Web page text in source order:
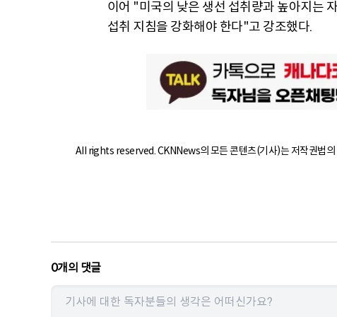
이어 "미국의 낮은 생선 섭취량과 높아지는
섭취 지침을 강화해야 한다"고 강조했다.
All rights reserved. CKNNews의 모든 콘텐츠(기사)는 저작권법
0개의 댓글